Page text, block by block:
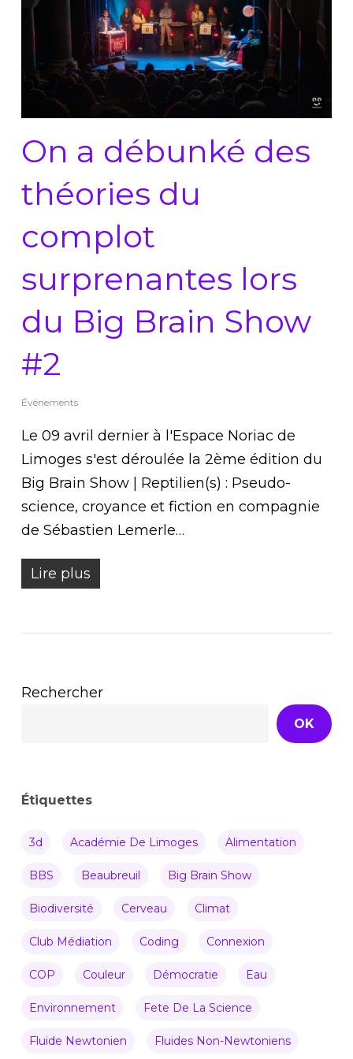
On a débunké des
théories du
complot
surprenantes lors
du Big Brain Show
#2
Événements
Le 09 avril dernier à l'Espace Noriac de
Limoges s'est déroulée la 2ème édition du
Big Brain Show | Reptilien(s) : Pseudo-
science, croyance et fiction en compagnie
de Sébastien Lemerle…
Lire plus
Rechercher
OK
Étiquettes
3d Académie De Limoges Alimentation
BBS Beaubreuil Big Brain Show
Biodiversité Cerveau Climat
Club Médiation Coding Connexion
COP Couleur Démocratie Eau
Environnement Fete De La Science
Fluide Newtonien Fluides Non-Newtoniens